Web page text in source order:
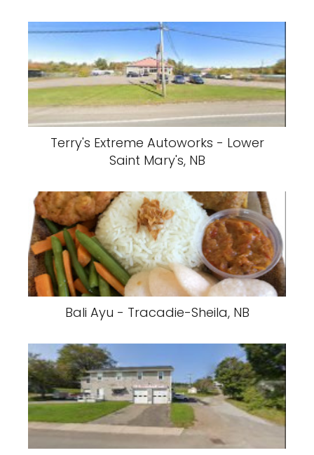
Terry's Extreme Autoworks - Lower
Saint Mary's, NB
Bali Ayu - Tracadie-Sheila, NB